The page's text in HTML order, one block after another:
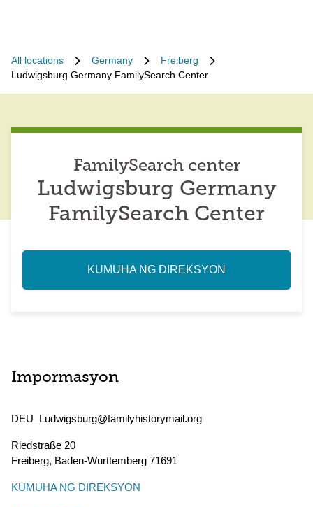
All locations Germany
Freiberg
Ludwigsburg Germany FamilySearch Center
FamilySearch center
Ludwigsburg Germany
FamilySearch Center
KUMUHA NG DIREKSYON
Impormasyon
DEU_Ludwigsburg@familyhistorymail.org
Riedstraße 20
Freiberg, Baden-Wurttemberg 71691
KUMUHA NG DIREKSYON